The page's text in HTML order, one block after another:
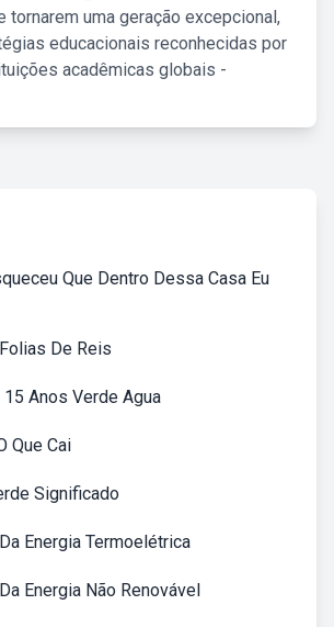
tornarem uma geração excepcional,
educacionais reconhecidas por
acadêmicas globais -
Que Dentro Dessa Casa Eu
De Reis
Anos Verde Agua
Que Cai
Significado
Energia Termoelétrica
Energia Não Renovável